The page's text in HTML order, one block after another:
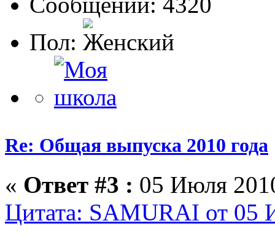
Пол:
Re: Общая выпуска 2010 года
« Ответ #3 : 05 Июля
Цитата: SAMURAI от 05